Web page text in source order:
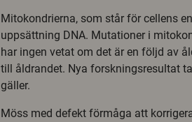
Mitokondrierna, som står för cellens
uppsättning DNA. Mutationer i
har ingen vetat om det är en följd av
till åldrandet. Nya forskningsresultat
gäller.
Möss med defekt förmåga att